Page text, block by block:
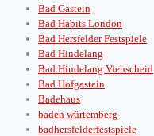
Bad Gastein
Bad Habits London
Bad Hersfelder Festspiele
Bad Hindelang
Bad Hindelang Viehscheid
Bad Hofgastein
Badehaus
baden würtemberg
badhersfelderfestspiele